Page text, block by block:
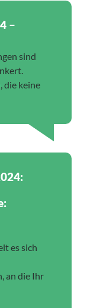
–
sind
die keine
es sich
an die Ihr